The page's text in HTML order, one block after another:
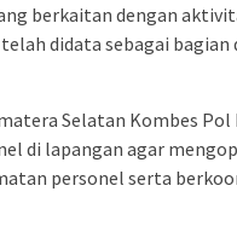
berkaitan dengan
didata sebagai bagian
Selatan Kombes Pol
di lapangan agar
personel serta